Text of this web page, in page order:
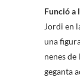
Funció a
Jordi en
una
nenes
geganta